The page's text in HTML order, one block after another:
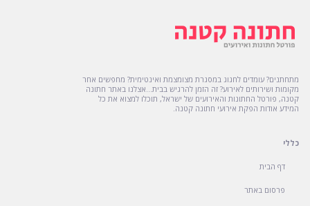
מתחתנים? עומדים לחגוג במסגרת מצומצמת ואינטימית? מחפשים אחר
מקומות ושירותים לאירוע? זה הזמן להרגיש בבית...אצלנו באתר חתונה
קטנה, פורטל החתונות והאירועים של ישראל, תוכלו למצוא את כל
המידע אודות הפקת אירועי חתונה קטנה.
כללי
דף הבית
פרסום באתר